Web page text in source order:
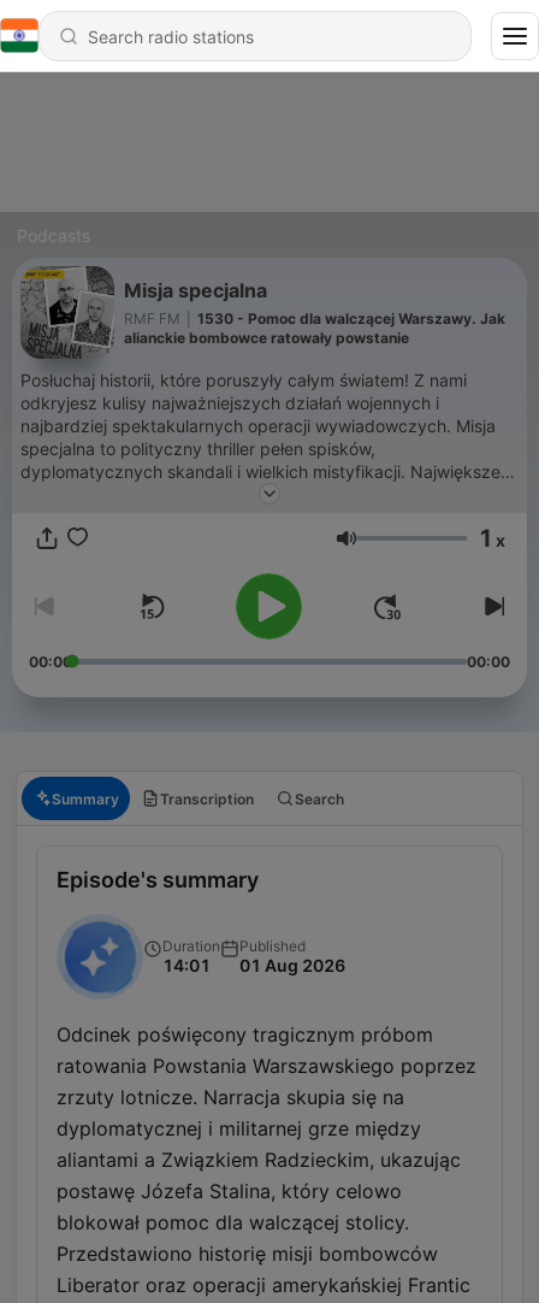
Podcasts
Misja specjalna
RMF FM
1530 - Pomoc dla walczącej Warszawy. Jak
alianckie bombowce ratowały powstanie
Posłuchaj historii, które poruszyły całym światem! Z nami
odkryjesz kulisy najważniejszych działań wojennych i
najbardziej spektakularnych operacji wywiadowczych. Misja
specjalna to polityczny thriller pełen spisków,
dyplomatycznych skandali i wielkich mistyfikacji. Największe
tajemnice historii są na wyciągnięcie ręki!
Volume 1 x
00:00 00:00
Summary Transcription Search
Episode's summary
Duration
14:01
Published
01 Aug 2026
Odcinek poświęcony tragicznym próbom
ratowania Powstania Warszawskiego poprzez
zrzuty lotnicze. Narracja skupia się na
dyplomatycznej i militarnej grze między
aliantami a Związkiem Radzieckim, ukazując
postawę Józefa Stalina, który celowo
blokował pomoc dla walczącej stolicy.
Przedstawiono historię misji bombowców
Liberator oraz operacji amerykańskiej Frantic